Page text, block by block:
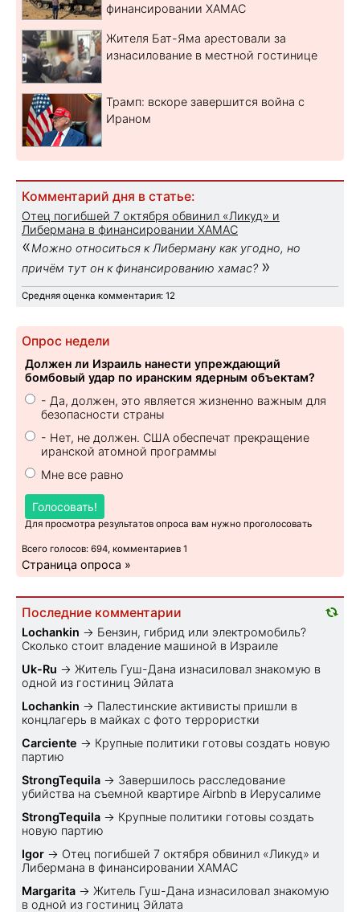
финансировании ХАМАС
Жителя Бат-Яма арестовали за
изнасилование в местной гостинице
Трамп: вскоре завершится война с
Ираном
Комментарий дня в статье:
Отец погибшей 7 октября обвинил «Ликуд» и
Либермана в финансировании ХАМАС
«Можно относиться к Либерману как угодно, но
причём тут он к финансированию хамас? »
Средняя оценка комментария: 12
Опрос недели
Должен ли Израиль нанести упреждающий
бомбовый удар по иранским ядерным объектам?
- Да, должен, это является жизненно важным для
безопасности страны
- Нет, не должен. США обеспечат прекращение
иранской атомной программы
Мне все равно
Голосовать!
Для просмотра результатов опроса вам нужно проголосовать
Всего голосов: 694, комментариев 1
Страница опроса »
Последние комментарии
Lochankin → Бензин, гибрид или электромобиль?
Cколько стоит владение машиной в Израиле
Uk-Ru → Житель Гуш-Дана изнасиловал знакомую в
одной из гостиниц Эйлата
Lochankin → Палестинские активисты пришли в
концлагерь в майках с фото террористки
Carciente → Крупные политики готовы создать новую
партию
StrongTequila → Завершилось расследование
убийства на съемной квартире Airbnb в Иерусалиме
StrongTequila → Крупные политики готовы создать
новую партию
Igor → Отец погибшей 7 октября обвинил «Ликуд» и
Либермана в финансировании ХАМАС
Margarita → Житель Гуш-Дана изнасиловал знакомую
в одной из гостиниц Эйлата